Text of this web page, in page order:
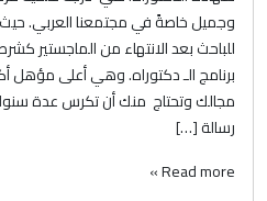
وجميل خاصةً في مجتمعنا العربي.
للباحث بعد الانتهاء من الماجستير
برنامج الـ دكتوراه. وهي أعلى
مجالك وتحتاج منك أن تكرس عدة
رسالة […]
Read more »